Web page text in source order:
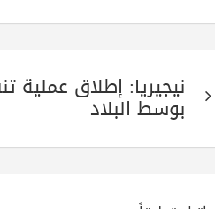
المقالاتنيجيريا: إطلاق عملية
بوسط البلاد